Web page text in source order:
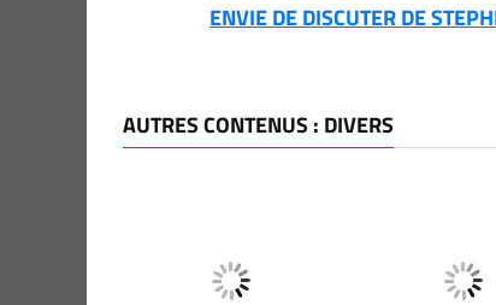
ENVIE DE DISCUTER DE
AUTRES CONTENUS : DIVERS